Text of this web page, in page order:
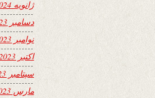
ژانویه 2024
دسامبر 2023
نوامبر 2023
اکتبر 2023
سپتامبر 2023
مارس 2023